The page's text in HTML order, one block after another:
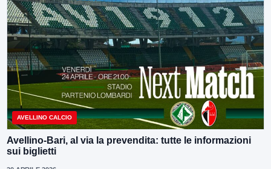
AVELLINO CALCIO
Avellino-Bari, al via la prevendita: tutte le informazioni
sui biglietti